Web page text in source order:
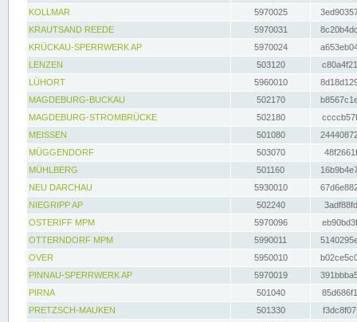
KOLLMAR
5970025
KRAUTSAND REEDE
5970031
KRÜCKAU-SPERRWERK AP
5970024
LENZEN
503120
LÜHORT
5960010
MAGDEBURG-BUCKAU
502170
MAGDEBURG-STROMBRÜCKE
502180
MEISSEN
501080
MÜGGENDORF
503070
MÜHLBERG
501160
NEU DARCHAU
5930010
NIEGRIPP AP
502240
OSTERIFF MPM
5970096
OTTERNDORF MPM
5990011
OVER
5950010
PINNAU-SPERRWERK AP
5970019
PIRNA
501040
PRETZSCH-MAUKEN
501330